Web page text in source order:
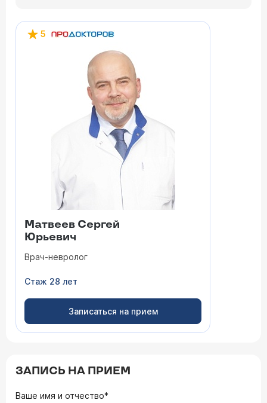
5
Матвеев Сергей
Юрьевич
Врач-невролог
Стаж 28 лет
Записаться на прием
ЗАПИСЬ НА ПРИЕМ
Ваше имя и отчество*